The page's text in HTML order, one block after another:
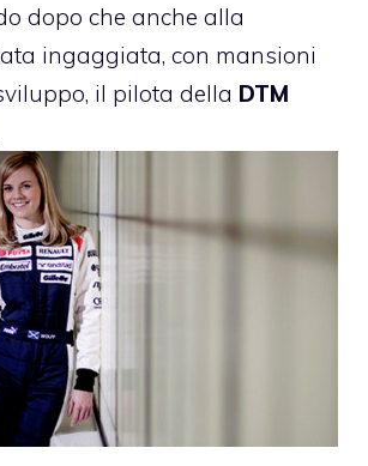
dopo che anche alla
ingaggiata, con mansioni
il pilota della DTM